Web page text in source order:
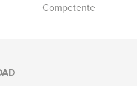
Competente